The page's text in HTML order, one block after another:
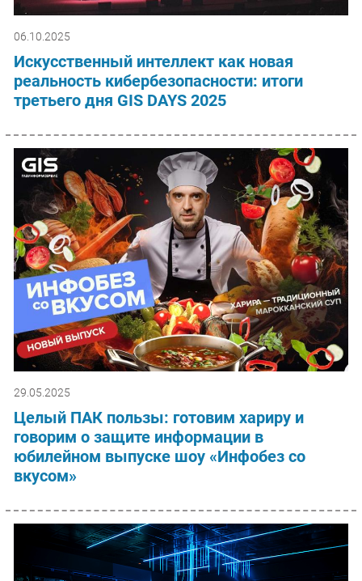
06.10.2025
Искусственный интеллект как новая
реальность кибербезопасности: итоги
третьего дня GIS DAYS 2025
29.05.2025
Целый ПАК пользы: готовим хариру и
говорим о защите информации в
юбилейном выпуске шоу «Инфобез со
вкусом»